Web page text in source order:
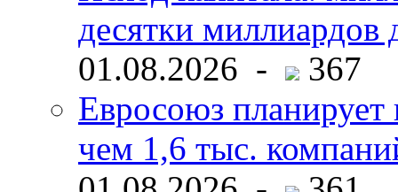
десятки миллиардов
01.08.2026 -
367
Евросоюз планирует
чем 1,6 тыс.